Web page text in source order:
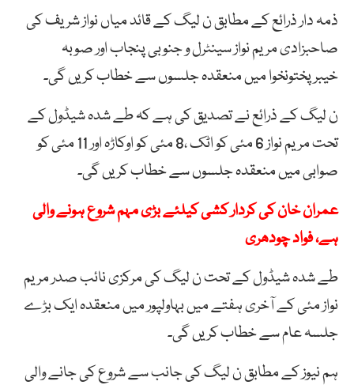
ذمہ دار ذرائع کے مطابق ن لیگ کے قائد میاں نواز شریف کی
صاحبزادی مریم نواز سینٹرل و جنوبی پنجاب اور صوبہ
خیبرپختونخوا میں منعقدہ جلسوں سے خطاب کریں گی۔
ن لیگ کے ذرائع نے تصدیق کی ہے کہ طے شدہ شیڈول کے
تحت مریم نواز 6 مئی کو اٹک ،8 مئی کو اوکاڑہ اور 11 مئی کو
صوابی میں منعقدہ جلسوں سے خطاب کریں گی۔
عمران خان کی کردار کشی کیلئے بڑی مہم شروع ہونے والی
ہے، فواد چودھری
طے شدہ شیڈول کے تحت ن لیگ کی مرکزی نائب صدر مریم
نواز مئی کے آخری ہفتے میں بہاولپور میں منعقدہ ایک بڑے
جلسہ عام سے خطاب کریں گی۔
ہم نیوز کے مطابق ن لیگ کی جانب سے شروع کی جانے والی